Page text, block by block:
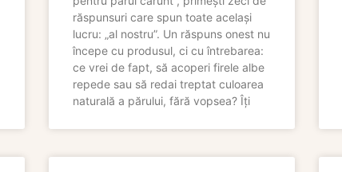
răspunsuri care spun toate același
lucru: „al nostru”. Un răspuns onest nu
începe cu produsul, ci cu întrebarea:
ce vrei de fapt, să acoperi firele albe
repede sau să redai treptat culoarea
naturală a părului, fără vopsea? Îți